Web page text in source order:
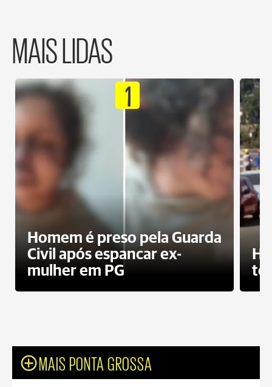
MAIS LIDAS
1
Homem é preso pela Guarda
Civil após espancar ex-
mulher em PG
MAIS PONTA GROSSA